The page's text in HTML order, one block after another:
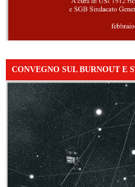
CONVEGNO SUL BURNOUT E